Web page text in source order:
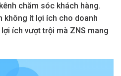
chăm sóc khách hàng.
không ít lợi ích cho doanh
ích vượt trội mà ZNS mang